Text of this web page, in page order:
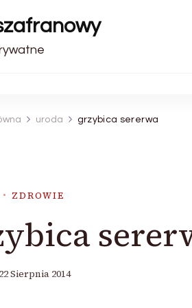
uroda grzybica sererwa
ZDROWIE
22 Sierpnia 2014